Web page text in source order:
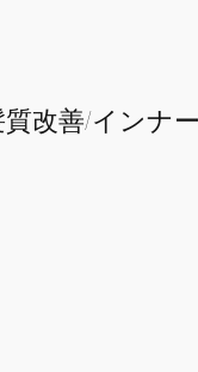
質改善/インナ